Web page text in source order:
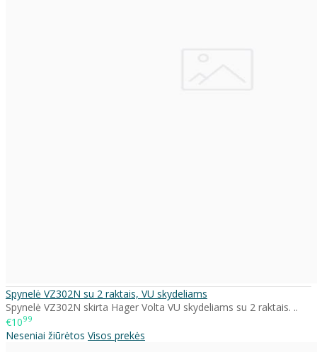
Spynelė VZ302N su 2 raktais, VU skydeliams
Spynelė VZ302N skirta Hager Volta VU skydeliams su 2 raktais. ..
€1099
Neseniai žiūrėtos Visos prekės